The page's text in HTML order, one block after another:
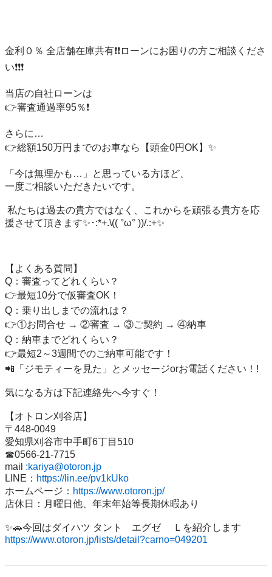
金利０％ 全店舗在庫共有❗️❗️ローンにお困りの方ご相談くださ
い❗️❗️❗️
当店の自社ローンは
👉審査通過率95％❗️
さらに…
👉総額150万円までのお車なら【頭金0円OK】✨
「今は無理かも…」と思っている方ほど、
一度ご相談いただきたいです。
援させて頂きます✨･:*+.\(( °ω° ))/.:+✨
【よくある質問】
Q：審査ってどれくらい？
👉最短10分で仮審査OK！
Q：乗り出しまでの流れは？
👉①お問合せ → ②審査 → ③ご契約 → ④納車
Q：納車までどれくらい？
👉最短2～3週間でのご納車可能です！
📲「ジモティーを見た」とメッセージorお電話ください！!
気になる方は下記連絡先へ今すぐ！
【オトロン刈谷店】
〒448-0049
愛知県刈谷市中手町6丁目510
☎0566‐21‐7715
mail :kariya@otoron.jp
LINE： https://lin.ee/pv1kUko
ホームページ： https://www.otoron.jp/
店休日：月曜日他、年末年始等長期休暇あり
https://www.otoron.jp/lists/detail?carno=049201